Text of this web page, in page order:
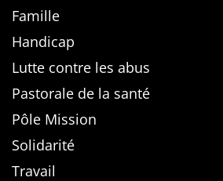
Famille
Handicap
Lutte contre les abus
Pastorale de la santé
Pôle Mission
Solidarité
Travail